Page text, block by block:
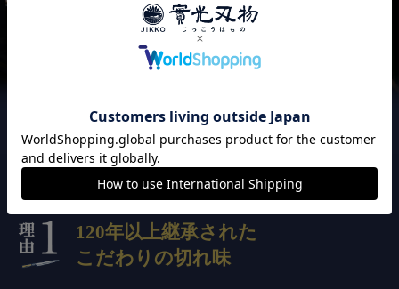
實光刃物が
選ばれる3つの理由
120年以上継承された
こだわりの切れ味